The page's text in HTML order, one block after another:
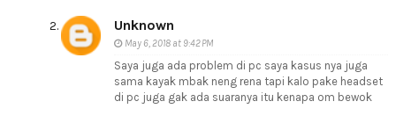
Unknown
May 6, 2018 at 9:42 PM
Saya juga ada problem di pc saya kasus nya juga
sama kayak mbak neng rena tapi kalo pake headset
di pc juga gak ada suaranya itu kenapa om bewok